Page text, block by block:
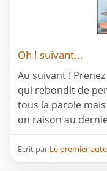
Oh ! suivant...
Au suivant !
qui rebondit de
tous la parole
on raison au
Ecrit par Le premier